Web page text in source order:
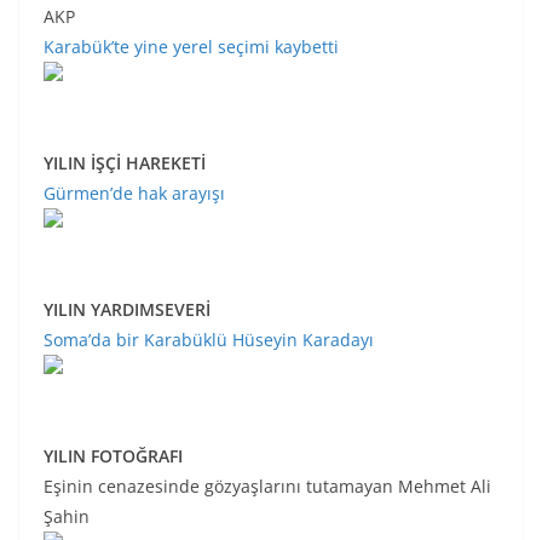
AKP
Karabük’te yine yerel seçimi kaybetti
YILIN İŞÇİ HAREKETİ
Gürmen’de hak arayışı
YILIN YARDIMSEVERİ
Soma’da bir Karabüklü Hüseyin Karadayı
YILIN FOTOĞRAFI
Eşinin cenazesinde gözyaşlarını tutamayan Mehmet Ali
Şahin